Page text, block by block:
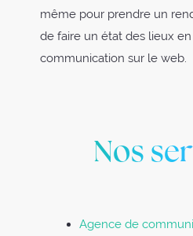
même pour prendre un
de faire un état des lieux
communication sur le web.
Nos
Agence de